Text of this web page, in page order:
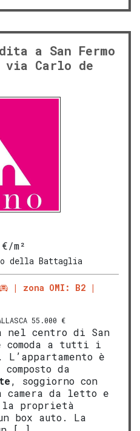
a San Fermo
Carlo de
m²
della Battaglia
zona OMI: B2
55.000 €
nel centro di San
comoda a tutti i
è
da
, soggiorno con
camera da letto e
la proprietà
box auto. La